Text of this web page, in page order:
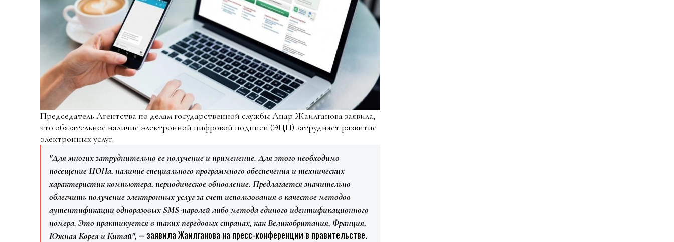
Председатель Агентства по делам государственной службы Анар Жаилганова заявила,
что обязательное наличие электронной цифровой подписи (ЭЦП) затрудняет развитие
электронных услуг.
"Для многих затруднительно ее получение и применение. Для этого необходимо
посещение ЦОНа, наличие специального программного обеспечения и технических
характеристик компьютера, периодическое обновление. Предлагается значительно
облегчить получение электронных услуг за счет использования в качестве методов
аутентификации одноразовых SMS-паролей либо метода единого идентификационного
номера. Это практикуется в таких передовых странах, как Великобритания, Франция,
Южная Корея и Китай", – заявила Жаилганова на пресс-конференции в правительстве.